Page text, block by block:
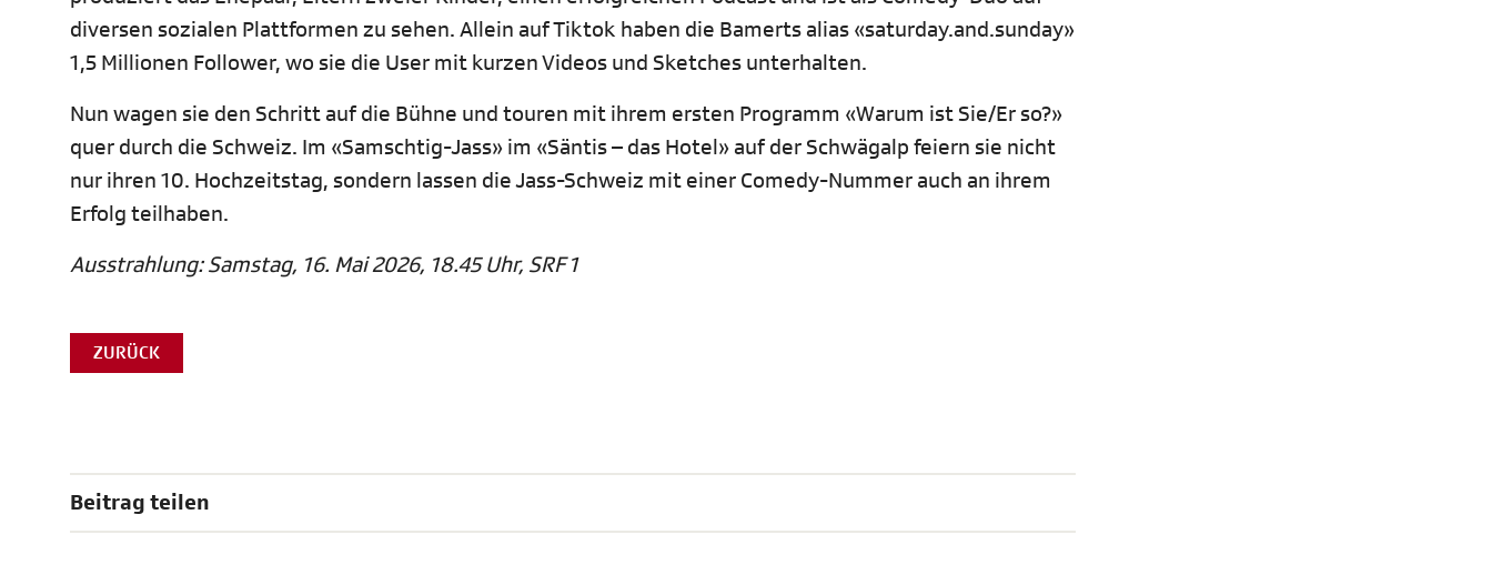
diversen sozialen Plattformen zu sehen. Allein auf Tiktok haben die Bamerts alias «saturday.and.sunday»
1,5 Millionen Follower, wo sie die User mit kurzen Videos und Sketches unterhalten.
Nun wagen sie den Schritt auf die Bühne und touren mit ihrem ersten Programm «Warum ist Sie/Er so?»
quer durch die Schweiz. Im «Samschtig-Jass» im «Säntis – das Hotel» auf der Schwägalp feiern sie nicht
nur ihren 10. Hochzeitstag, sondern lassen die Jass-Schweiz mit einer Comedy-Nummer auch an ihrem
Erfolg teilhaben.
Ausstrahlung: Samstag, 16. Mai 2026, 18.45 Uhr, SRF 1
ZURÜCK
Beitrag teilen